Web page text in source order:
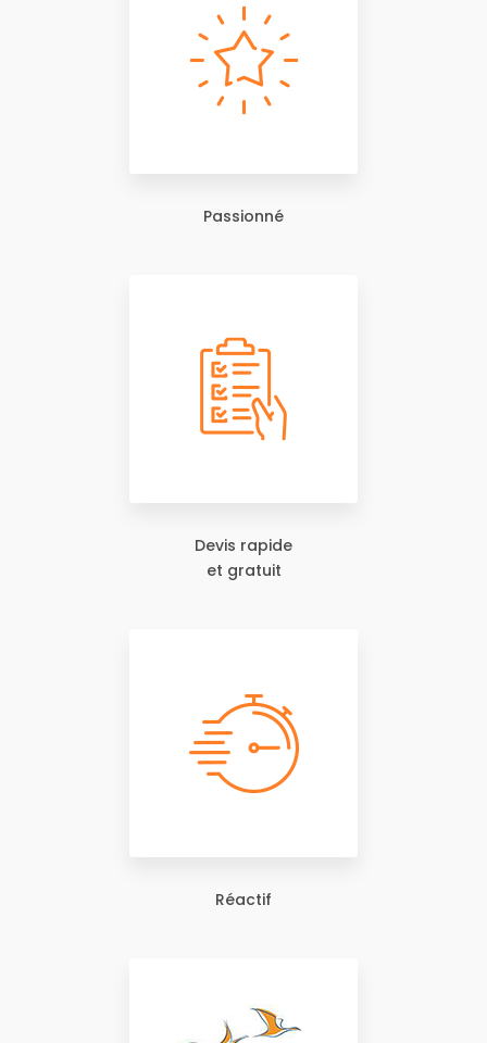
Passionné
Devis rapide
et gratuit
Réactif